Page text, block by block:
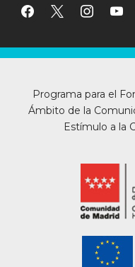
facebook
x instagram
Programa para el
Ámbito de la
Estímulo a la